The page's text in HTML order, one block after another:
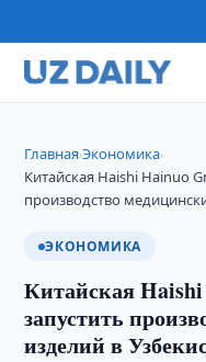
Главная›Экономика›
Китайская Haishi Hainuo
производство
ЭКОНОМИКА
Китайская
запустить
изделий в